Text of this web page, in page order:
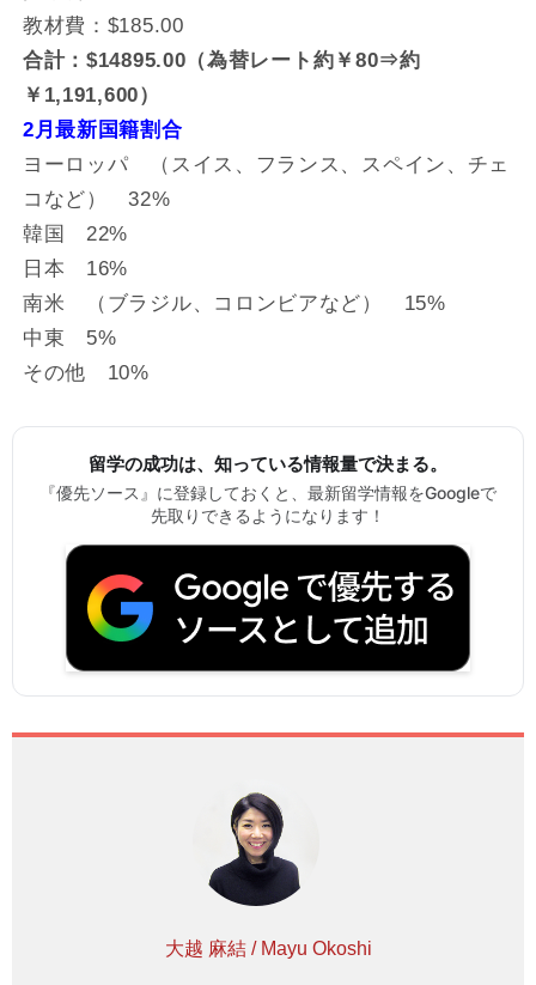
教材費：$185.00
合計：$14895.00（為替レート約￥80⇒約
￥1,191,600）
2月最新国籍割合
ヨーロッパ （スイス、フランス、スペイン、チェ
コなど） 32%
韓国 22%
日本 16%
南米 （ブラジル、コロンビアなど） 15%
中東 5%
その他 10%
留学の成功は、知っている情報量で決まる。
『優先ソース』に登録しておくと、最新留学情報をGoogleで
先取りできるようになります！
大越 麻結 / Mayu Okoshi